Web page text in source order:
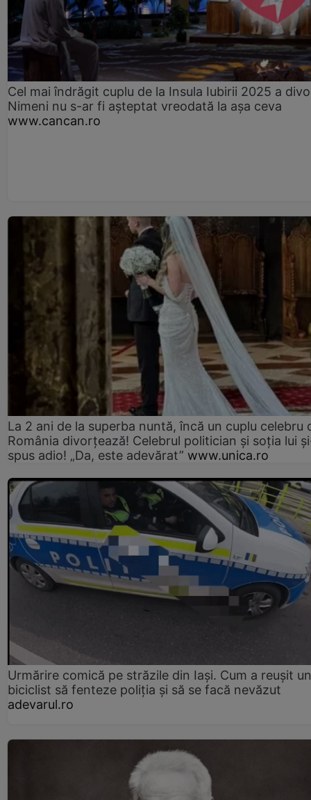
Cel mai îndrăgit cuplu de la Insula Iubirii 2025 a
Nimeni nu s-ar fi așteptat vreodată la așa ceva
www.cancan.ro
La 2 ani de la superba nuntă, încă un cuplu celebru
România divorțează! Celebrul politician și soția lui
spus adio! „Da, este adevărat” www.unica.ro
Urmărire comică pe străzile din Iași. Cum a reușit un
biciclist să fenteze poliția și să se facă nevăzut
adevarul.ro